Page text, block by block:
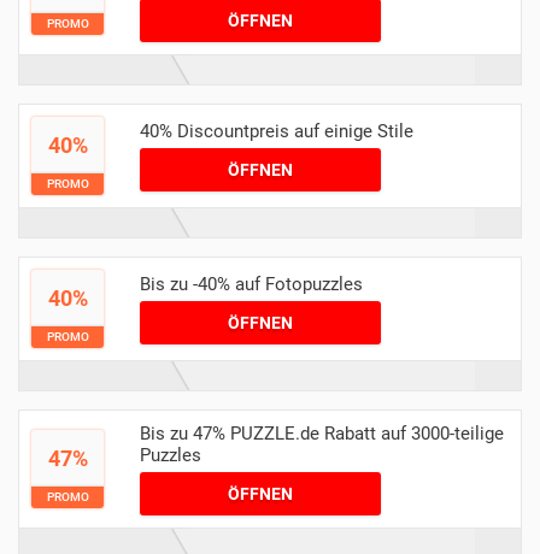
PROMO ÖFFNEN
40%
PROMO
40% Discountpreis auf einige Stile
ÖFFNEN
40%
PROMO
Bis zu -40% auf Fotopuzzles
ÖFFNEN
47%
PROMO
Bis zu 47% PUZZLE.de Rabatt auf 3000-teilige
Puzzles
ÖFFNEN